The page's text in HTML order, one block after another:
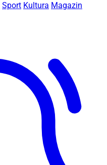
Sport Kultura Magazin